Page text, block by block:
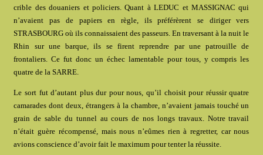
crible des douaniers et policiers. Quant à LEDUC et MASSIGNAC qui
n’avaient pas de papiers en règle, ils préférèrent se diriger vers
STRASBOURG où ils connaissaient des passeurs. En traversant à la nuit le
Rhin sur une barque, ils se firent reprendre par une patrouille de
frontaliers. Ce fut donc un échec lamentable pour tous, y compris les
quatre de la SARRE.
Le sort fut d’autant plus dur pour nous, qu’il choisit pour réussir quatre
camarades dont deux, étrangers à la chambre, n’avaient jamais touché un
grain de sable du tunnel au cours de nos longs travaux. Notre travail
n’était guère récompensé, mais nous n’eûmes rien à regretter, car nous
avions conscience d’avoir fait le maximum pour tenter la réussite.